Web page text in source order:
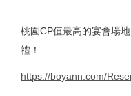
桃園CP值最高的宴會場
禮！
https://boyann.com/